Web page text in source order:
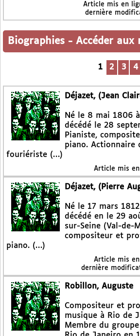
Article mis en
dernière
Biographies - Accéder aux
1 2 3 4
Déjazet, (Jean
Né le 8 mai 1806
décédé le 28
Pianiste,
piano. Actionnaire
fouriériste (…)
Article mis
Déjazet, (Pierre
Né le 17 mars
décédé en le 29
sur-Seine (Val-de-
compositeur et
piano. (…)
Article mis
dernière
Robillon, Auguste
Compositeur et
musique à Rio de
Membre du